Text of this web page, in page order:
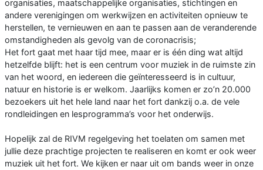
organisaties, maatschappelijke organisaties, stichtingen en
andere verenigingen om werkwijzen en activiteiten opnieuw te
herstellen, te vernieuwen en aan te passen aan de veranderende
omstandigheden als gevolg van de coronacrisis;
Het fort gaat met haar tijd mee, maar er is één ding wat altijd
hetzelfde blijft: het is een centrum voor muziek in de ruimste zin
van het woord, en iedereen die geïnteresseerd is in cultuur,
natuur en historie is er welkom. Jaarlijks komen er zo’n 20.000
bezoekers uit het hele land naar het fort dankzij o.a. de vele
rondleidingen en lesprogramma’s voor het onderwijs.
Hopelijk zal de RIVM regelgeving het toelaten om samen met
jullie deze prachtige projecten te realiseren en komt er ook weer
muziek uit het fort. We kijken er naar uit om bands weer in onze